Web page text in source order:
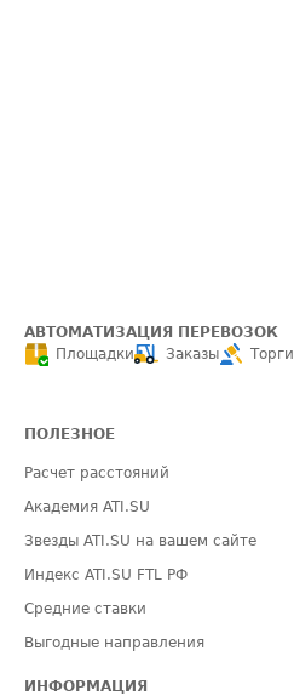
АВТОМАТИЗАЦИЯ ПЕРЕВОЗОК
Площадки
Заказы Торги
ПОЛЕЗНОЕ
Расчет расстояний
Академия ATI.SU
Звезды ATI.SU на вашем сайте
Индекс ATI.SU FTL РФ
Средние ставки
Выгодные направления
ИНФОРМАЦИЯ